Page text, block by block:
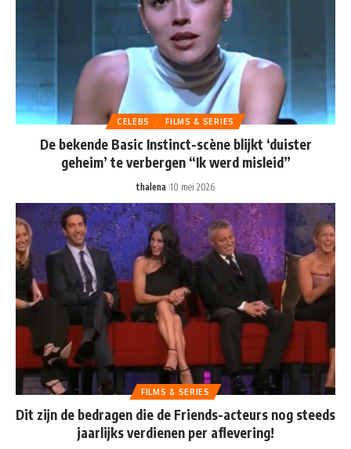
CELEBS FILMS & SERIES
De bekende Basic Instinct-scène blijkt ‘duister
geheim’ te verbergen “Ik werd misleid”
thalena 10 mei 2026
FILMS & SERIES
Dit zijn de bedragen die de Friends-acteurs nog steeds
jaarlijks verdienen per aflevering!